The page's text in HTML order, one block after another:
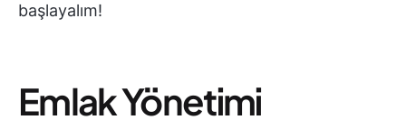
başlayalım!
Emlak Yönetimi